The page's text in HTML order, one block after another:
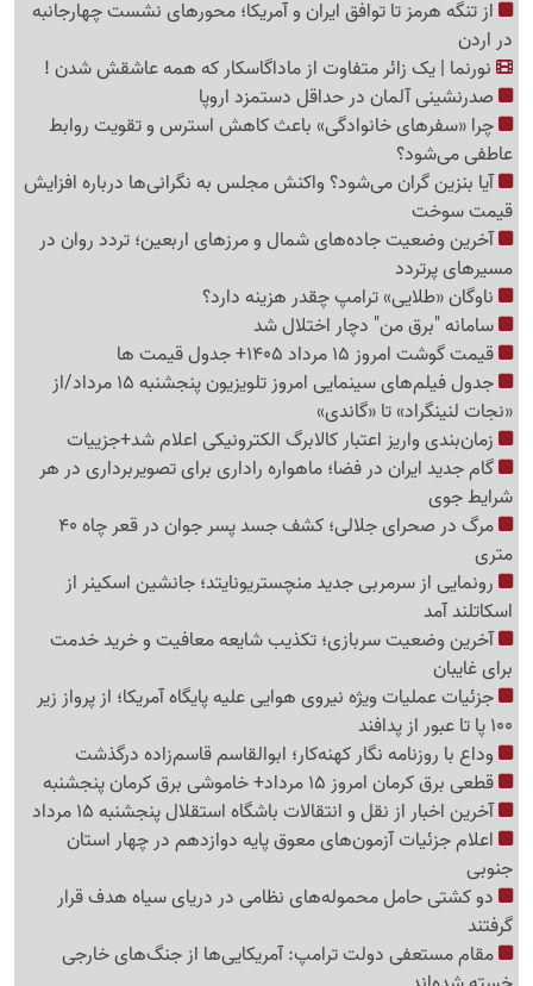
از تنگه هرمز تا توافق ایران و آمریکا؛ محورهای نشست چهارجانبه
در اردن
نورنما | یک زائر متفاوت از ماداگاسکار که همه عاشقش شدن !
صدرنشینی آلمان در حداقل دستمزد اروپا
چرا «سفرهای خانوادگی» باعث کاهش استرس و تقویت روابط
عاطفی می‌شود؟
آیا بنزین گران می‌شود؟ واکنش مجلس به نگرانی‌ها درباره افزایش
قیمت سوخت
آخرین وضعیت جاده‌های شمال و مرزهای اربعین؛ تردد روان در
مسیرهای پرتردد
ناوگان «طلایی» ترامپ چقدر هزینه دارد؟
سامانه "برق من" دچار اختلال شد
قیمت گوشت امروز 15 مرداد 1405+ جدول قیمت ها
جدول فیلم‌های سینمایی امروز تلویزیون پنجشنبه 15 مرداد/از
«نجات لنینگراد» تا «گاندی»
زمان‌بندی واریز اعتبار کالابرگ الکترونیکی اعلام شد+جزییات
گام جدید ایران در فضا؛ ماهواره راداری برای تصویربرداری در هر
شرایط جوی
مرگ در صحرای جلالی؛ کشف جسد پسر جوان در قعر چاه 40
متری
رونمایی از سرمربی جدید منچستریونایتد؛ جانشین اسکینر از
اسکاتلند آمد
آخرین وضعیت سربازی؛ تکذیب شایعه معافیت و خرید خدمت
برای غایبان
جزئیات عملیات ویژه نیروی هوایی علیه پایگاه آمریکا؛ از پرواز زیر
100 پا تا عبور از پدافند
وداع با روزنامه نگار کهنه‌کار؛ ابوالقاسم قاسم‌زاده درگذشت
قطعی برق کرمان امروز 15 مرداد+ خاموشی برق کرمان پنجشنبه
آخرین اخبار از نقل و انتقالات باشگاه استقلال پنجشنبه 15 مرداد
اعلام جزئیات آزمون‌های معوق پایه دوازدهم در چهار استان
جنوبی
دو کشتی حامل محموله‌های نظامی در دریای سیاه هدف قرار
گرفتند
مقام مستعفی دولت ترامپ: آمریکایی‌ها از جنگ‌های خارجی